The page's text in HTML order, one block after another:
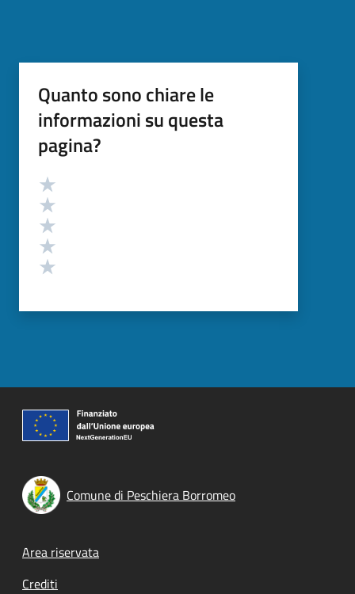
Quanto sono chiare le
informazioni su questa
pagina?
Valutazione
Comune di Peschiera Borromeo
Footer menu
Area riservata
Crediti